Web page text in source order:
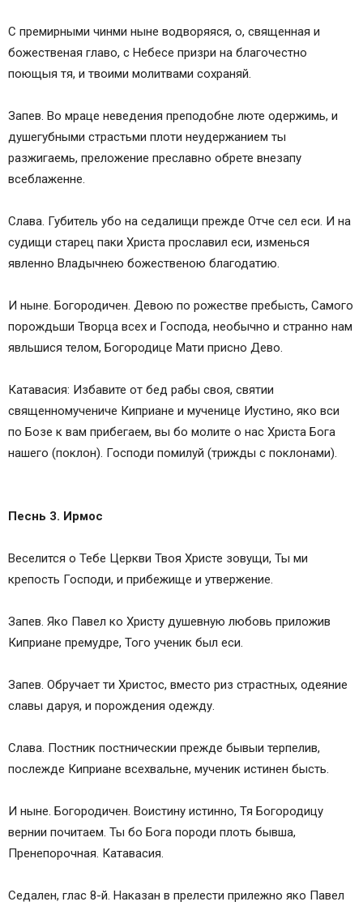
С премирными чинми ныне водворяяся, о, священная и
божественая главо, с Небесе призри на благочестно
поющыя тя, и твоими молитвами сохраняй.
Запев. Во мраце неведения преподобне люте одержимь, и
душегубными страстьми плоти неудержанием ты
разжигаемь, преложение преславно обрете внезапу
всеблаженне.
Слава. Губитель убо на седалищи прежде Отче сел еси. И на
судищи старец паки Христа прославил еси, изменься
явленно Владычнею божественою благодатию.
И ныне. Богородичен. Девою по рожестве пребысть, Самого
порождьши Творца всех и Господа, необычно и странно нам
явльшися телом, Богородице Мати присно Дево.
Катавасия: Избавите от бед рабы своя, святии
священномучениче Киприане и мученице Иустино, яко вси
по Бозе к вам прибегаем, вы бо молите о нас Христа Бога
нашего (поклон). Господи помилуй (трижды с поклонами).
Песнь 3. Ирмос
Веселится о Тебе Церкви Твоя Христе зовущи, Ты ми
крепость Господи, и прибежище и утвержение.
Запев. Яко Павел ко Христу душевную любовь приложив
Киприане премудре, Того ученик был еси.
Запев. Обручает ти Христос, вместо риз страстных, одеяние
славы даруя, и порождения одежду.
Слава. Постник постническии прежде бывыи терпелив,
послежде Киприане всехвальне, мученик истинен бысть.
И ныне. Богородичен. Воистину истинно, Тя Богородицу
вернии почитаем. Ты бо Бога породи плоть бывша,
Пренепорочная. Катавасия.
Седален, глас 8-й. Наказан в прелести прилежно яко Павел